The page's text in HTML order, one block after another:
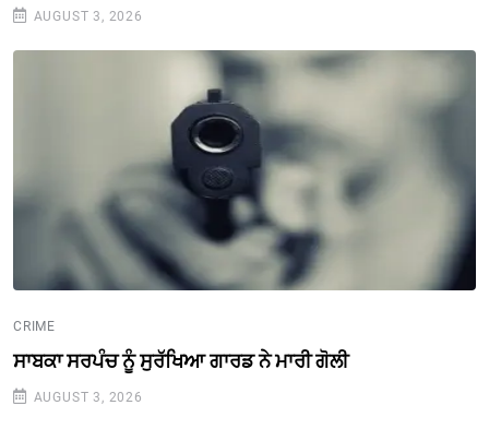
AUGUST 3, 2026
CRIME
ਸਾਬਕਾ ਸਰਪੰਚ ਨੂੰ ਸੁਰੱਖਿਆ ਗਾਰਡ ਨੇ ਮਾਰੀ ਗੋਲੀ
AUGUST 3, 2026